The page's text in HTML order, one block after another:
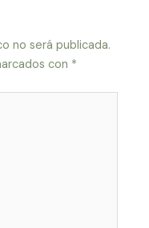
no será publicada.
con *